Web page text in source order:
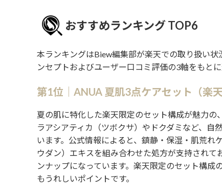
おすすめランキング TOP6
本ランキングはBiew編集部が楽天での取り扱い
ンセプトおよびユーザー口コミ評価の3軸をもとに
第1位｜ANUA 夏肌3点ケアセット（楽天
夏の肌に特化した楽天限定のセット構成が魅力
ラアシアティカ（ツボクサ）やドクダミなど、
います。公式情報によると、鎮静・保湿・肌荒れ
ウダン）エキスを組み合わせた処方が支持され
ンナップになっています。楽天限定のセット構
もうれしいポイントです。